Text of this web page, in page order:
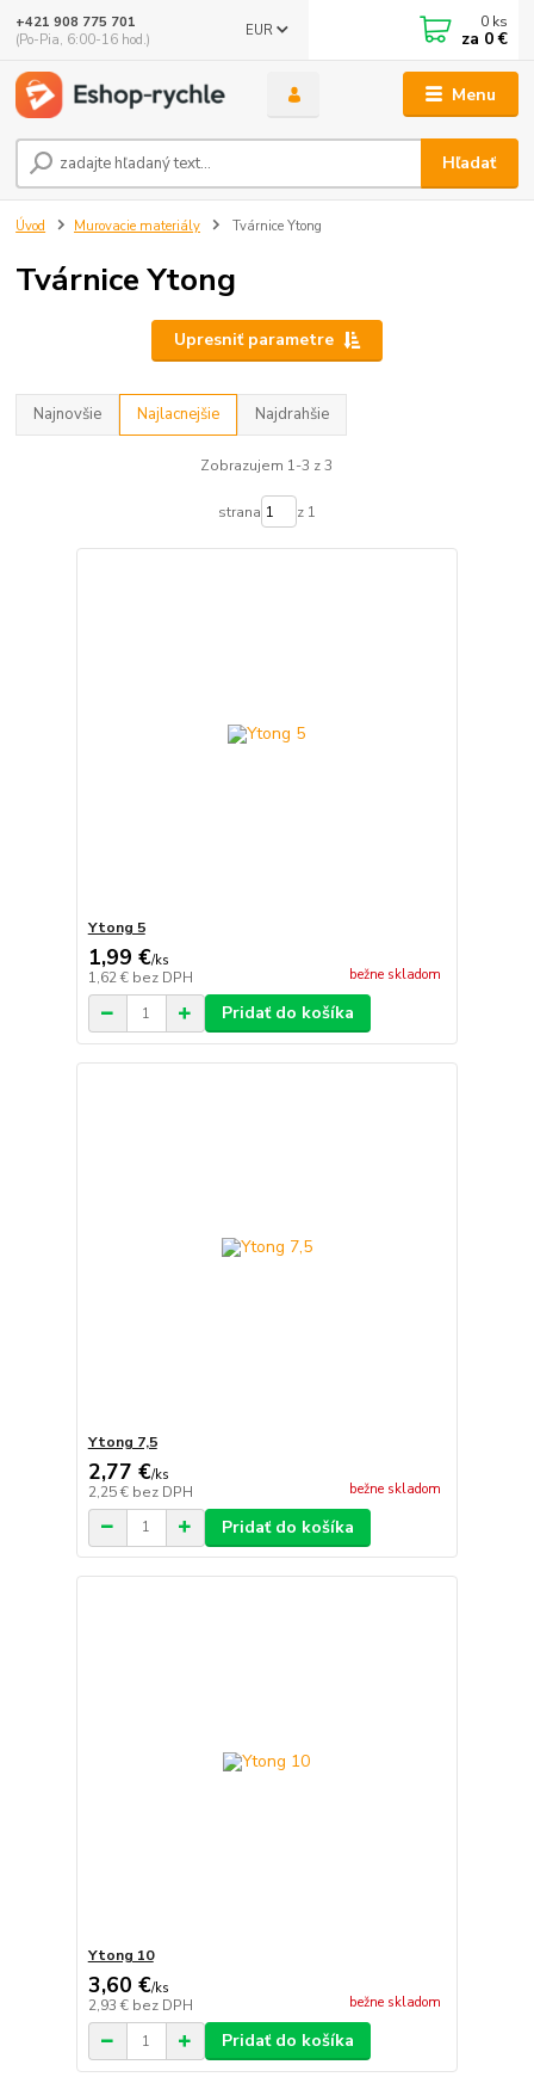
Menu
EUR
Hľadať
+421 908 775 701
(Po-Pia, 6:00-16 hod.)
0 ks
za 0 €
Úvod Murovacie materiály Tvárnice Ytong
Tvárnice Ytong
Upresniť parametre
Najnovšie Najlacnejšie Najdrahšie
Zobrazujem 1-3 z 3
strana z 1
Ytong 5
1,99 €/ks
1,62 € bez DPH bežne skladom
Pridať do košíka
Ytong 7,5
2,77 €/ks
2,25 € bez DPH bežne skladom
Pridať do košíka
Ytong 10
3,60 €/ks
2,93 € bez DPH bežne skladom
Pridať do košíka